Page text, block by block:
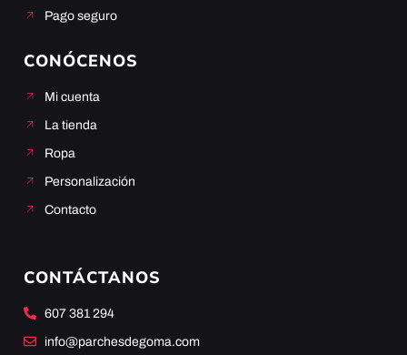
Pago seguro
CONÓCENOS
Mi cuenta
La tienda
Ropa
Personalización
Contacto
CONTÁCTANOS
607 381 294
info@parchesdegoma.com